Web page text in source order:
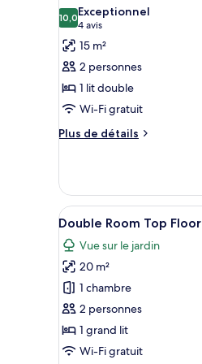
chambre
Chambre
Double,
balcon,
vue
les
photos
pour
ce
type
de
chambre :
10,010,0 sur 10
Exceptionnel
4 avis
(4 avis)
15 m²
2 personnes
1 lit double
Wi-Fi gratuit
Plus de détails
Plus
le
type
de
chambre
Chambre
Économique
Afficher
toutes
les
photos
pour
ce
type
de
6
Double Room Top Floor
Vue sur le jardin
20 m²
1 chambre
2 personnes
1 grand lit
Wi-Fi gratuit